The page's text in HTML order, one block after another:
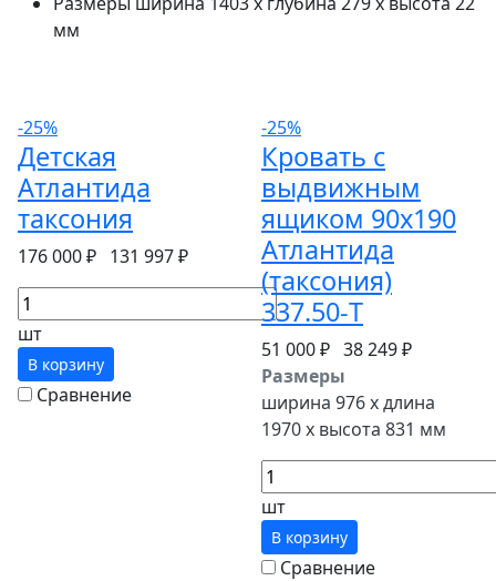
мм
-25%
Детская
Атлантида
таксония
176 000 ₽ 131 997 ₽
шт
В корзину
Сравнение
-25%
Кровать с
выдвижным
ящиком 90х190
Атлантида
(таксония)
337.50-T
51 000 ₽ 38 249 ₽
Размеры
ширина 976 x длина
1970 x высота 831 мм
шт
В корзину
Сравнение